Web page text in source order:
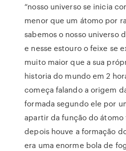
“nosso universo se inicia
menor que um átomo por
sabemos o nosso universo
e nesse estouro o feixe se
muito maior que a sua
historia do mundo em 2
começa falando a origem
formada segundo ele por
apartir da função do átomo
depois houve a formação
era uma enorme bola de